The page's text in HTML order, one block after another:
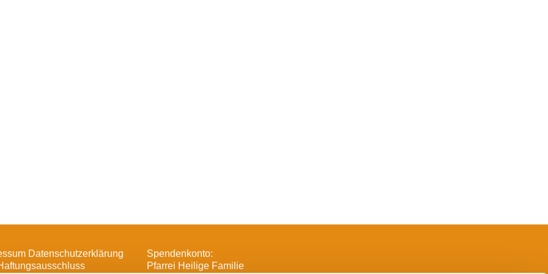
Datenschutzerklärung
Spendenkonto:
Pfarrei Heilige Familie